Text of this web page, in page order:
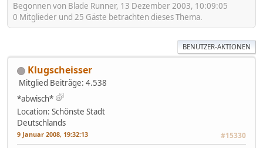
Begonnen von Blade Runner, 13 Dezember 2003, 10:09:05
0 Mitglieder und 25 Gäste betrachten dieses Thema.
BENUTZER-AKTIONEN
Klugscheisser
Mitglied Beiträge: 4.538
*abwisch*
Location: Schönste Stadt
Deutschlands
9 Januar 2008, 19:32:13 #15330